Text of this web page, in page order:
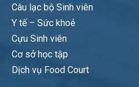
Câu lạc bộ Sinh viên
Y tế – Sức khoẻ
Cựu Sinh viên
Cơ sở học tập
Dịch vụ Food Court